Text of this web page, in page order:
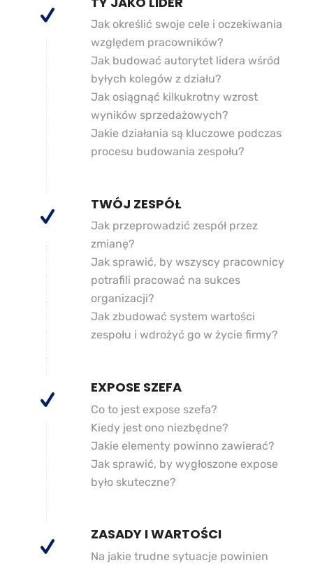
Jak określić swoje cele i oczekiwania
względem pracowników?
Jak budować autorytet lidera wśród
byłych kolegów z działu?
Jak osiągnąć kilkukrotny wzrost
wyników sprzedażowych?
Jakie działania są kluczowe podczas
procesu budowania zespołu?
TWÓJ ZESPÓŁ
Jak przeprowadzić zespół przez
zmianę?
Jak sprawić, by wszyscy pracownicy
potrafili pracować na sukces
organizacji?
Jak zbudować system wartości
zespołu i wdrożyć go w życie firmy?
EXPOSE SZEFA
Co to jest expose szefa?
Kiedy jest ono niezbędne?
Jakie elementy powinno zawierać?
Jak sprawić, by wygłoszone expose
było skuteczne?
ZASADY I WARTOŚCI
Na jakie trudne sytuacje powinien